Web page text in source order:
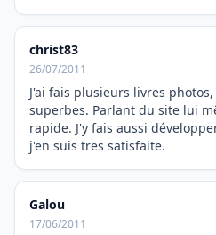
christ83
26/07/2011
J'ai fais plusieurs livres
superbes. Parlant du site lui
rapide. J'y fais aussi
j'en suis tres satisfaite.
Galou
17/06/2011